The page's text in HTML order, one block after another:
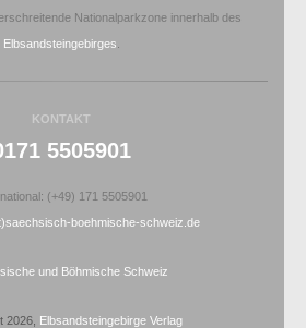
Nationalparkzone innerhalb des
Elbsandsteingebirges
KONTAKT
5505901
(+49) 171 5505901
boehmische-schweiz.de
2026, Elbsandsteingebirge Verlag